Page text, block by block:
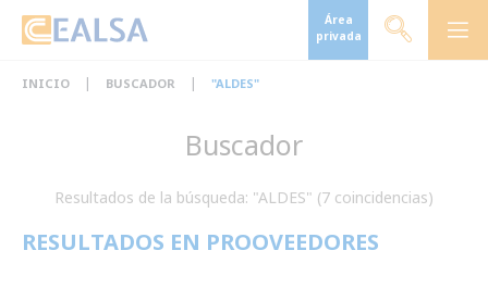
Área
privada
INICIO | BUSCADOR | "ALDES"
Buscador
Resultados de la búsqueda: "ALDES" (7 coincidencias)
RESULTADOS EN PROOVEEDORES